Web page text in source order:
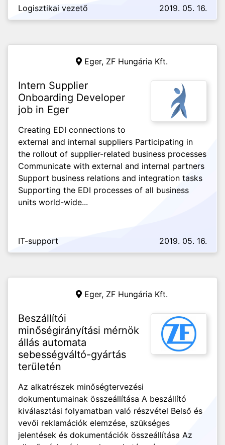
Logisztikai vezető 2019. 05. 16.
Eger, ZF Hungária Kft.
Intern Supplier
Onboarding Developer
job in Eger
Creating EDI connections to
external and internal suppliers Participating in
the rollout of supplier-related business processes
Communicate with external and internal partners
Support business relations and integration tasks
Supporting the EDI processes of all business
units world-wide...
IT-support 2019. 05. 16.
Eger, ZF Hungária Kft.
Beszállítói
minőségirányítási mérnök
állás automata
sebességváltó-gyártás
területén
Az alkatrészek minőségtervezési
dokumentumainak összeállítása A beszállító
kiválasztási folyamatban való részvétel Belső és
vevői reklamációk elemzése, szükséges
jelentések és dokumentációk összeállítása Az